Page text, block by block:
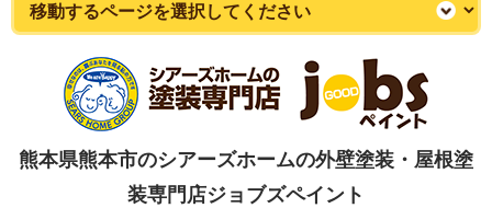
熊本県熊本市のシアーズホームの外壁塗装・屋根塗
装専門店ジョブズペイント